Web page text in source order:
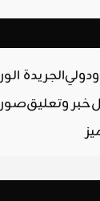
الجريدة
خبر وتعليق